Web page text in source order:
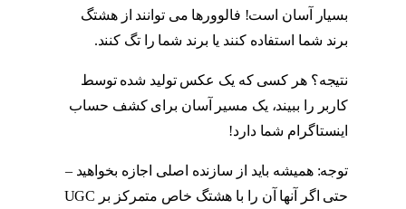
بسیار آسان است! فالوورها می توانند از هشتگ
برند شما استفاده کنند یا برند شما را تگ کنند.
نتیجه؟ هر کسی که یک عکس تولید شده توسط
کاربر را ببیند، یک مسیر آسان برای کشف حساب
اینستاگرام شما دارد!
توجه: همیشه باید از سازنده اصلی اجازه بخواهید –
حتی اگر آنها آن را با هشتگ خاص متمرکز بر UGC